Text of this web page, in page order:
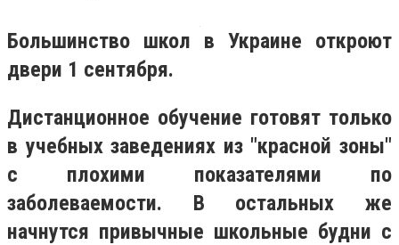
Большинство школ в Украине откроют
двери 1 сентября.
Дистанционное обучение готовят только
в учебных заведениях из "красной зоны"
с плохими показателями по
заболеваемости. В остальных же
начнутся привычные школьные будни с